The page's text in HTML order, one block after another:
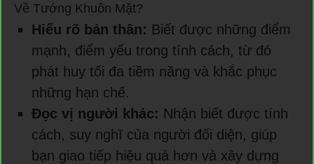
Về Tướng Khuôn Mặt?
Hiểu rõ bản thân: Biết được những điểm
mạnh, điểm yếu trong tính cách, từ đó
phát huy tối đa tiềm năng và khắc phục
những hạn chế.
Đọc vị người khác: Nhận biết được tính
cách, suy nghĩ của người đối diện, giúp
bạn giao tiếp hiệu quả hơn và xây dựng